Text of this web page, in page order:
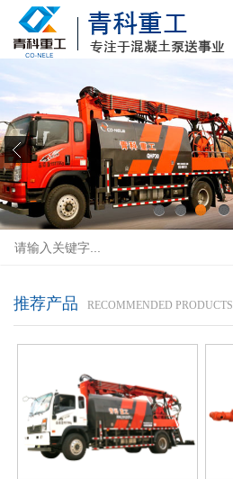
1 2 3 4
推荐产品 RECOMMENDED PRODUCTS